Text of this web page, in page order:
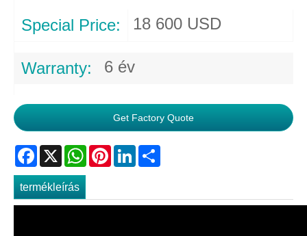
Special Price: 18 600 USD
Warranty: 6 év
Get Factory Quote
Facebook
X WhatsApp
PinterestLinkedIn
termékleírás